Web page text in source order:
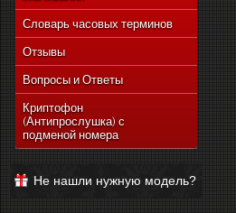
Словарь часовых терминов
Отзывы
Вопросы и Ответы
Криптофон
(Антипрослушка) с
подменой номера
Не нашли нужную модель?